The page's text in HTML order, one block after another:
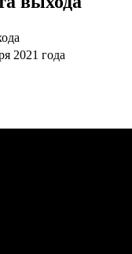
2021 года